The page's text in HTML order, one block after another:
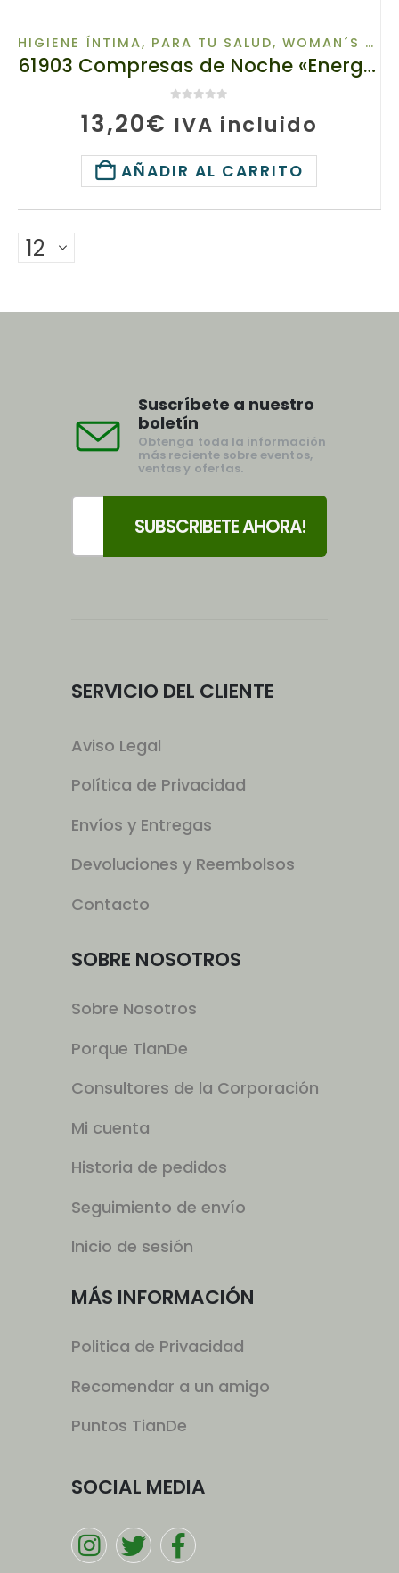
HIGIENE ÍNTIMA, PARA TU SALUD, WOMAN´S HEALTH
61903 Compresas de Noche «Energía de las hierbas» TIANDE 8ud, Contienen gránulos superabsorbentes
13,20€ IVA incluido
AÑADIR AL CARRITO
Suscríbete a nuestro
boletín
Obtenga toda la información
más reciente sobre eventos,
ventas y ofertas.
SERVICIO DEL CLIENTE
Aviso Legal
Política de Privacidad
Envíos y Entregas
Devoluciones y Reembolsos
Contacto
SOBRE NOSOTROS
Sobre Nosotros
Porque TianDe
Consultores de la Corporación
Mi cuenta
Historia de pedidos
Seguimiento de envío
Inicio de sesión
MÁS INFORMACIÓN
Politica de Privacidad
Recomendar a un amigo
Puntos TianDe
SOCIAL MEDIA